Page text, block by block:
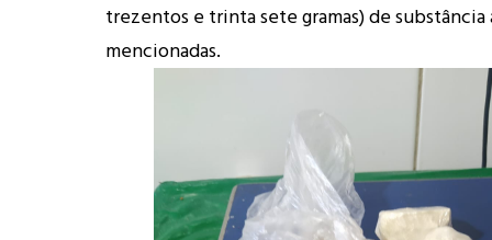
trezentos e trinta sete gramas) de substância
mencionadas.